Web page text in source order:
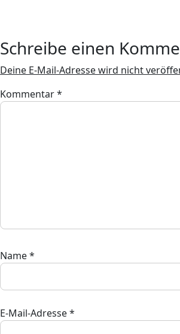
Schreibe einen
Deine E-Mail-Adresse wird nicht
Kommentar*
Name*
E-Mail-Adresse*